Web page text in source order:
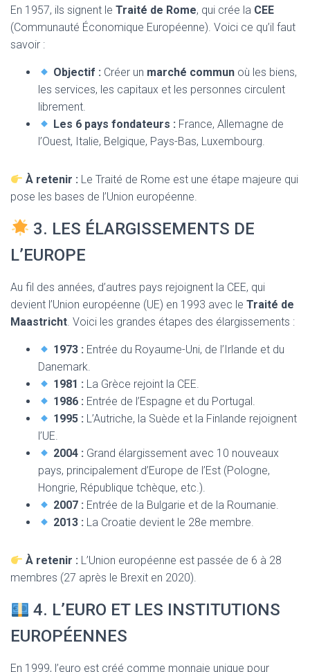
En 1957, ils signent le Traité de Rome, qui crée la CEE
(Communauté Économique Européenne). Voici ce qu’il faut
savoir :
Objectif : Créer un marché commun où les biens,
les services, les capitaux et les personnes circulent
librement.
Les 6 pays fondateurs : France, Allemagne de
l’Ouest, Italie, Belgique, Pays-Bas, Luxembourg.
À retenir : Le Traité de Rome est une étape majeure qui
pose les bases de l’Union européenne.
3. LES ÉLARGISSEMENTS DE
L’EUROPE
Au fil des années, d’autres pays rejoignent la CEE, qui
devient l’Union européenne (UE) en 1993 avec le Traité de
Maastricht. Voici les grandes étapes des élargissements :
1973 : Entrée du Royaume-Uni, de l’Irlande et du
Danemark.
1981 : La Grèce rejoint la CEE.
1986 : Entrée de l’Espagne et du Portugal.
1995 : L’Autriche, la Suède et la Finlande rejoignent
l’UE.
2004 : Grand élargissement avec 10 nouveaux
pays, principalement d’Europe de l’Est (Pologne,
Hongrie, République tchèque, etc.).
2007 : Entrée de la Bulgarie et de la Roumanie.
2013 : La Croatie devient le 28e membre.
À retenir : L’Union européenne est passée de 6 à 28
membres (27 après le Brexit en 2020).
4. L’EURO ET LES INSTITUTIONS
EUROPÉENNES
En 1999, l’euro est créé comme monnaie unique pour